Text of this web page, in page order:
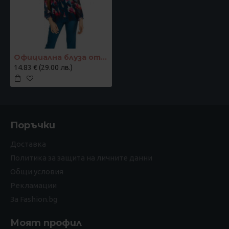
Официална блуза от шифон с хастар
14.83 € (29.00 лв.)
Поръчки
Доставка
Политика за защита на личните данни
Общи условия
Рекламации
За Fashion.bg
Моят профил